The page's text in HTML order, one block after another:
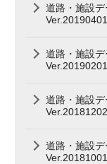
道路・施設
Ver.20190401
道路・施設
Ver.20190201
道路・施設
Ver.20181202
道路・施設
Ver.20181001